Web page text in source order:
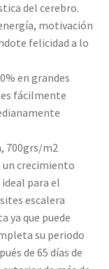
del cerebro.
motivación
felicidad a lo
en grandes
fácilmente
700grs/m2
un crecimiento
para el
escalera
ya que puede
su periodo
de 65 días de